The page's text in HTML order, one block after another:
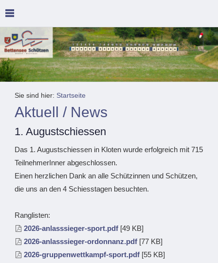
Sie sind hier: Startseite
Aktuell / News
1. Augustschiessen
Das 1. Augustschiessen in Kloten wurde erfolgreich mit 715
TeilnehmerInner abgeschlossen.
Einen herzlichen Dank an alle Schützinnen und Schützen,
die uns an den 4 Schiesstagen besuchten.
Ranglisten:
2026-anlasssieger-sport.pdf [49 KB]
2026-anlasssieger-ordonnanz.pdf [77 KB]
2026-gruppenwettkampf-sport.pdf [55 KB]